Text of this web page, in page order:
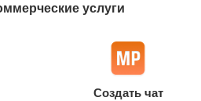
услуги
Создать чат